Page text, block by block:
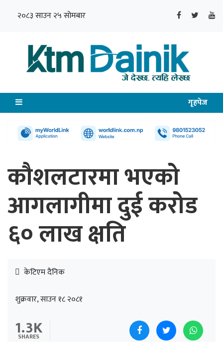
२०८३ साउन २५ सोमबार
गृहपेज
कौशलटारमा भएको
आगलागीमा दुई करोड
६० लाख क्षति
केटिएम दैनिक
शुक्रवार, साउन १८ २०८१
1.3K
SHARES